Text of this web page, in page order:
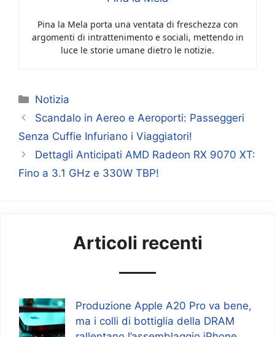
Pina la Mela porta una ventata di freschezza con
argomenti di intrattenimento e sociali, mettendo in
luce le storie umane dietro le notizie.
Categorie
Notizia
Scandalo in Aereo e Aeroporti: Passeggeri
Senza Cuffie Infuriano i Viaggiatori!
Dettagli Anticipati AMD Radeon RX 9070 XT:
Fino a 3.1 GHz e 330W TBP!
Articoli recenti
Produzione Apple A20 Pro va bene,
ma i colli di bottiglia della DRAM